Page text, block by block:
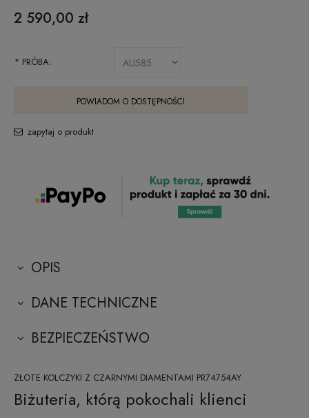
2 590,00 zł
* PRÓBA:
POWIADOM O DOSTĘPNOŚCI
zapytaj o produkt
OPIS
DANE TECHNICZNE
BEZPIECZEŃSTWO
ZŁOTE KOLCZYKI Z CZARNYMI DIAMENTAMI PR74754AY
Biżuteria, którą pokochali klienci